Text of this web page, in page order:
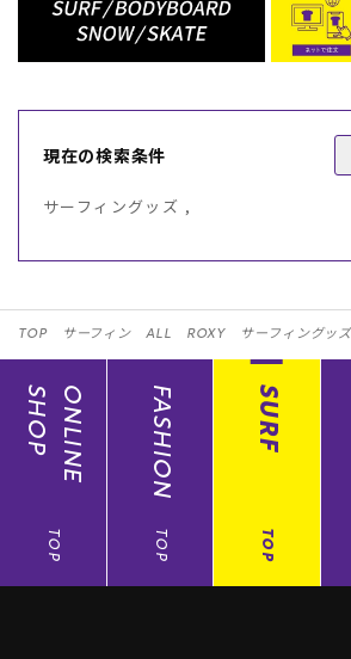
現在の検索条件
サーフィングッズ ,
TOP サーフィン ALL ROXY サーフィングッズ
ONLINE
SHOP
TOP
FASHION
TOP
SURF
TOP